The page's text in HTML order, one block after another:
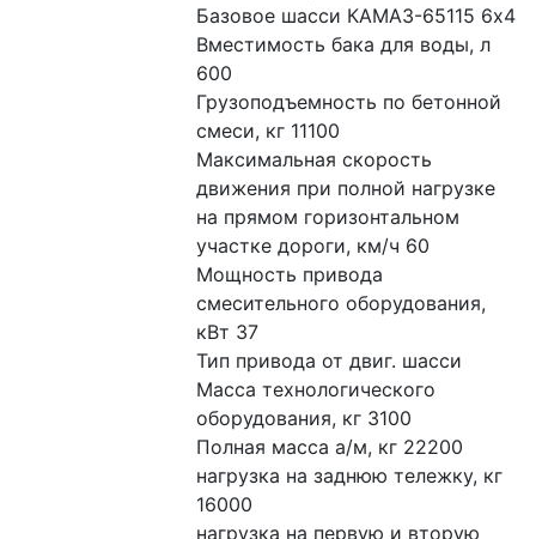
Базовое шасси КАМАЗ-65115 6х4
Вместимость бака для воды, л
600
Грузоподъемность по бетонной
смеси, кг 11100
Максимальная скорость
движения при полной нагрузке
на прямом горизонтальном
участке дороги, км/ч 60
Мощность привода
смесительного оборудования,
кВт 37
Тип привода от двиг. шасси
Масса технологического
оборудования, кг 3100
Полная масса а/м, кг 22200
нагрузка на заднюю тележку, кг
16000
нагрузка на первую и вторую